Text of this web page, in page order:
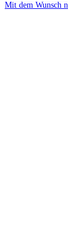
Mit dem Wunsch